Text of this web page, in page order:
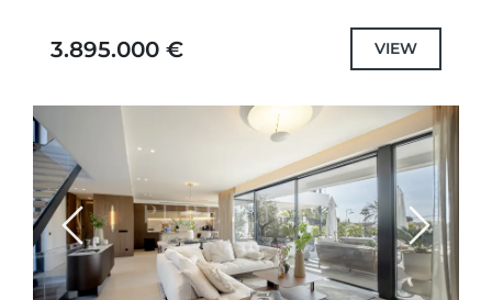
dormitorios que combina...
3.895.000 € VIEW
Previous Next